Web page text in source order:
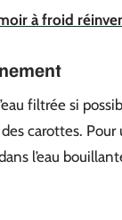
à froid
filtrée si
carottes.
l’eau